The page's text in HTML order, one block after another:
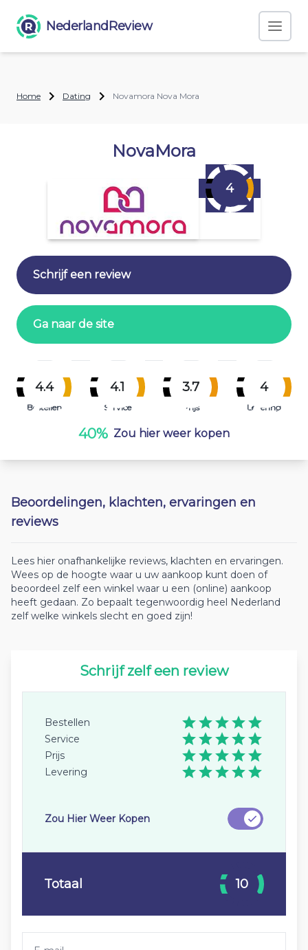
NederlandReview
Home Dating Novamora Nova Mora
NovaMora
4
Schrijf een review
Ga naar de site
4.4
Bestellen
4.1
Service
3.7
Prijs
4
Levering
40% Zou hier weer kopen
Beoordelingen, klachten, ervaringen en
reviews
Lees hier onafhankelijke reviews, klachten en ervaringen.
Wees op de hoogte waar u uw aankoop kunt doen of
beoordeel zelf een winkel waar u een (online) aankoop
heeft gedaan. Zo bepaalt tegenwoordig heel Nederland
zelf welke winkels slecht en goed zijn!
Schrijf zelf een review
Bestellen
Service
Prijs
Levering
Zou Hier Weer Kopen
Totaal 10